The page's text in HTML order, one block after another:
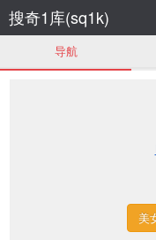
搜奇1库(sq1k)
导航
美